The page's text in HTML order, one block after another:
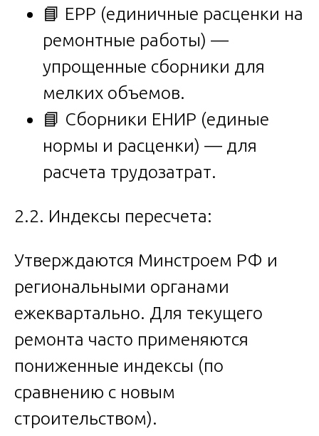
📘 ЕРР (единичные расценки на
ремонтные работы) —
упрощенные сборники для
мелких объемов.
📘 Сборники ЕНИР (единые
нормы и расценки) — для
расчета трудозатрат.
2.2. Индексы пересчета:
Утверждаются Минстроем РФ и
региональными органами
ежеквартально. Для текущего
ремонта часто применяются
пониженные индексы (по
сравнению с новым
строительством).